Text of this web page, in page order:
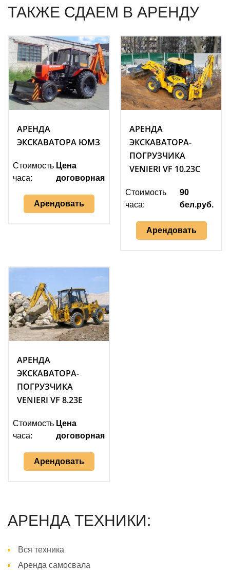
ТАКЖЕ СДАЕМ В АРЕНДУ
АРЕНДА
ЭКСКАВАТОРА ЮМЗ
Стоимость
часа:
Цена
договорная
Арендовать
АРЕНДА
ЭКСКАВАТОРА-
ПОГРУЗЧИКА
VENIERI VF 10.23C
Стоимость
часа:
90
бел.руб.
Арендовать
АРЕНДА
ЭКСКАВАТОРА-
ПОГРУЗЧИКА
VENIERI VF 8.23E
Стоимость
часа:
Цена
договорная
Арендовать
АРЕНДА ТЕХНИКИ:
Вся техника
Аренда самосвала